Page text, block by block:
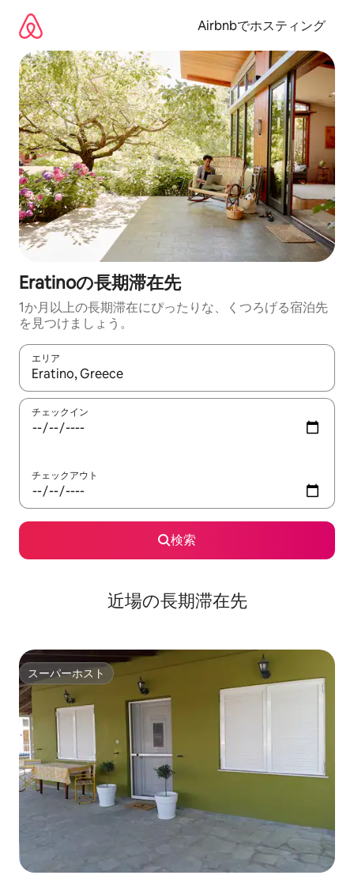
Airbnbでホスティング
Eratinoの長期滞在先
1か月以上の長期滞在にぴったりな、くつろげる宿泊先
を見つけましょう。
エリア
検索結果が表示されたら、上下の矢印キーを使って移動するか
チェックイン
チェックアウト
検索
近場の長期滞在先
スーパーホスト
スーパーホスト